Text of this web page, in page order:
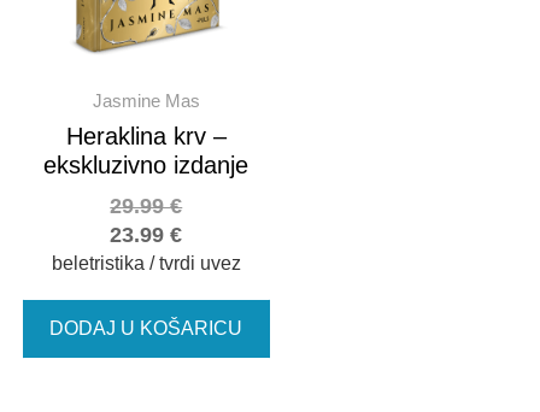
Jasmine Mas
Heraklina krv –
ekskluzivno izdanje
23.99€
29.99€
beletristika / tvrdi uvez
DODAJ U KOŠARICU